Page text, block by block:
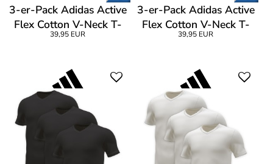
3-er-Pack Adidas Active
Flex Cotton V-Neck T-
Shirt
39,95 EUR
3-er-Pack Adidas Active
Flex Cotton V-Neck T-
Shirt
39,95 EUR